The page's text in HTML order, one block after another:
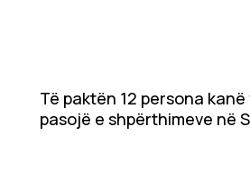
Të paktën 12 persona kanë
pasojë e shpërthimeve në